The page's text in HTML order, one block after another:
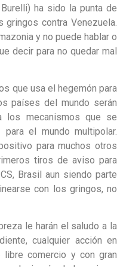
ha sido la punta de
contra Venezuela.
y no puede hablar o
decir para no quedar mal
que usa el hegemón para
países del mundo serán
los mecanismos que se
el mundo multipolar.
para muchos otros
tiros de aviso para
Brasil aun siendo parte
con los gringos, no
le harán el saludo a la
cualquier acción en
comercio y con gran